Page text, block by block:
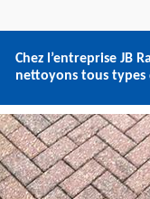
Chez l’entreprise JB
nettoyons tous types